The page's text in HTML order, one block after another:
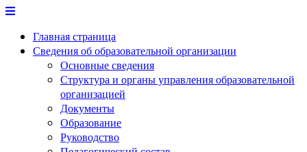
Перейти
содержимому
Главная страница
Сведения об образовательной организации
Основные сведения
Структура и органы управления образовательной
организацией
Документы
Образование
Руководство